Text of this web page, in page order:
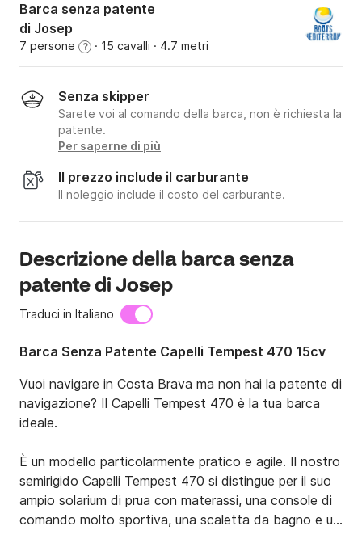
Barca senza patente
di Josep
7 persone ? · 15 cavalli · 4.7 metri
Senza skipper
Sarete voi al comando della barca, non è richiesta la
patente.
Per saperne di più
Il prezzo include il carburante
Il noleggio include il costo del carburante.
Descrizione della barca senza
patente di Josep
Traduci in Italiano
Barca Senza Patente Capelli Tempest 470 15cv
Vuoi navigare in Costa Brava ma non hai la patente di
navigazione? Il Capelli Tempest 470 è la tua barca
ideale.
È un modello particolarmente pratico e agile. Il nostro
semirigido Capelli Tempest 470 si distingue per il suo
ampio solarium di prua con materassi, una console di
comando molto sportiva, una scaletta da bagno e un